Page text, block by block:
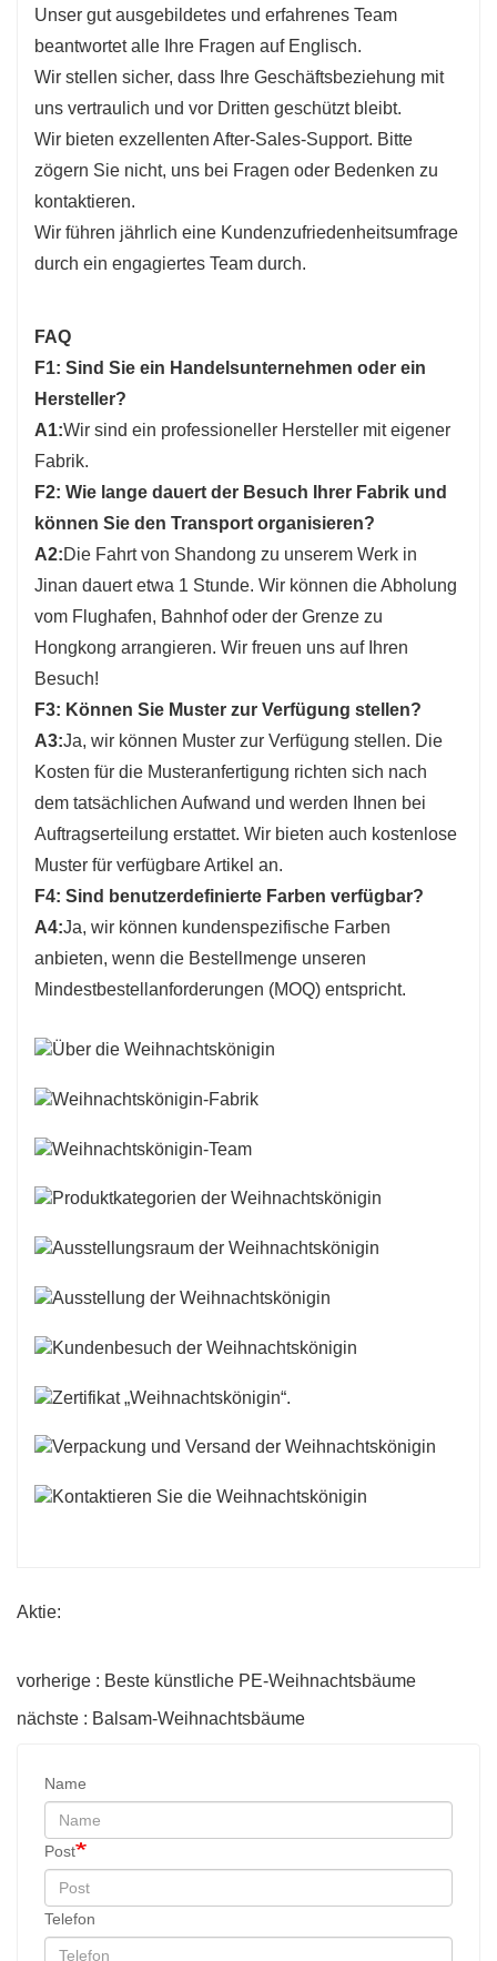
Unser gut ausgebildetes und erfahrenes Team
beantwortet alle Ihre Fragen auf Englisch.
Wir stellen sicher, dass Ihre Geschäftsbeziehung mit
uns vertraulich und vor Dritten geschützt bleibt.
Wir bieten exzellenten After-Sales-Support. Bitte
zögern Sie nicht, uns bei Fragen oder Bedenken zu
kontaktieren.
Wir führen jährlich eine Kundenzufriedenheitsumfrage
durch ein engagiertes Team durch.
FAQ
F1: Sind Sie ein Handelsunternehmen oder ein
Hersteller?
A1:Wir sind ein professioneller Hersteller mit eigener
Fabrik.
F2: Wie lange dauert der Besuch Ihrer Fabrik und
können Sie den Transport organisieren?
A2:Die Fahrt von Shandong zu unserem Werk in
Jinan dauert etwa 1 Stunde. Wir können die Abholung
vom Flughafen, Bahnhof oder der Grenze zu
Hongkong arrangieren. Wir freuen uns auf Ihren
Besuch!
F3: Können Sie Muster zur Verfügung stellen?
A3:Ja, wir können Muster zur Verfügung stellen. Die
Kosten für die Musteranfertigung richten sich nach
dem tatsächlichen Aufwand und werden Ihnen bei
Auftragserteilung erstattet. Wir bieten auch kostenlose
Muster für verfügbare Artikel an.
F4: Sind benutzerdefinierte Farben verfügbar?
A4:Ja, wir können kundenspezifische Farben
anbieten, wenn die Bestellmenge unseren
Mindestbestellanforderungen (MOQ) entspricht.
Aktie:
vorherige : Beste künstliche PE-Weihnachtsbäume
nächste : Balsam-Weihnachtsbäume
Name
Post
Telefon